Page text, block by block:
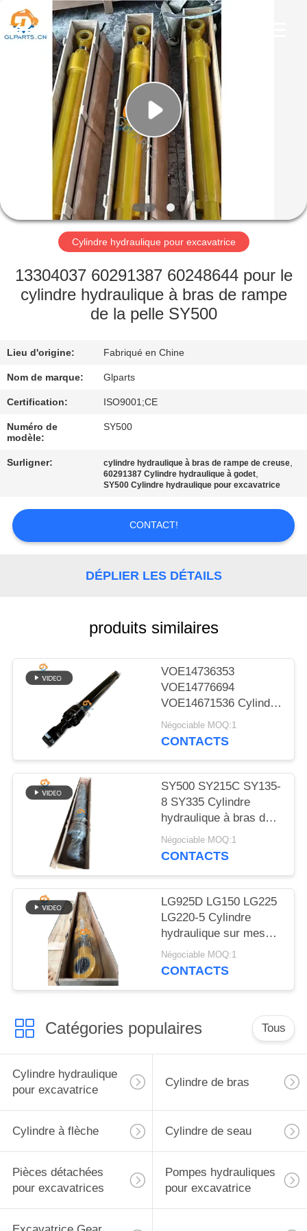
MAISON
PRODUITS
VIDÉOS
PROPOS
DE
VISITE
DE
L'USINE
CONTRÔLE
DE
QUALITÉ
CONTACTER
NOUVELLES
LES
AFFAIRES
PLAN
DU
SITE
POLITIQUE
CONFIDENTIALITÉ
Guoli
Engineering
Machinery
Co.,
Cylindre hydraulique pour excavatrice
13304037 60291387 60248644 pour le
cylindre hydraulique à bras de rampe
de la pelle SY500
Lieu d'origine: Fabriqué en Chine
Nom de marque: Glparts
Certification: ISO9001;CE
Numéro de
modèle:
SY500
Surligner: cylindre hydraulique à bras de rampe de creuse,
60291387 Cylindre hydraulique à godet,
SY500 Cylindre hydraulique pour excavatrice
CONTACT!
DÉPLIER LES DÉTAILS
produits similaires
VOE14736353
VOE14776694
VOE14671536 Cylindre
hydraulique à bouchon
à bras pour EC480D
Négociable MOQ:1
CONTACTS
SY500 SY215C SY135-
8 SY335 Cylindre
hydraulique à bras de
soupape cylindre sur
excavatrice
Négociable MOQ:1
CONTACTS
LG925D LG150 LG225
LG220-5 Cylindre
hydraulique sur mesure
avec bouchon de bras
pour excavatrice
Négociable MOQ:1
CONTACTS
Catégories populaires Tous
Cylindre hydraulique
pour excavatrice
Cylindre de bras
Cylindre à flèche Cylindre de seau
Pièces détachées
pour excavatrices
Pompes hydrauliques
pour excavatrice